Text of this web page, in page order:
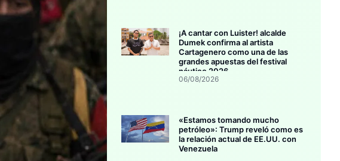
¡A cantar con Luister! alcalde
Dumek confirma al artista
Cartagenero como una de las
grandes apuestas del festival
náutico 2026
06/08/2026
«Estamos tomando mucho
petróleo»: Trump reveló como es
la relación actual de EE.UU. con
Venezuela